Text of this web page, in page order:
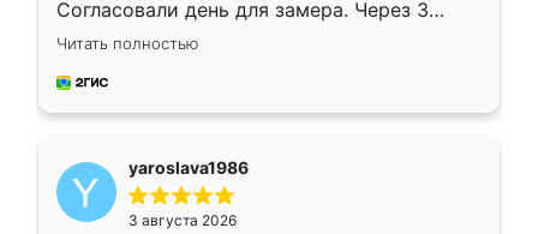
Согласовали день для замера. Через 3
недели кухня была уже готова. Остались
довольны работой. Спасибо Ренессанс
мебель за качественную работу!
Читать полностью
yaroslava1986
3 августа 2026